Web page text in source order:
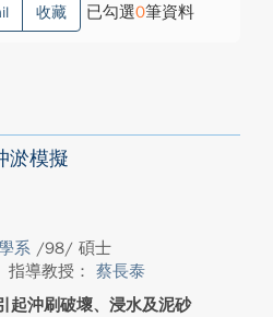
收藏 已勾選0筆資料
淤模擬
系 /98/ 碩士
指導教授： 蔡長泰
起沖刷破壞、浸水及泥砂